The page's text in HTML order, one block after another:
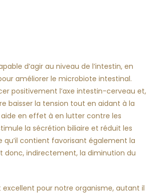
d’agir au niveau de l’intestin, en
améliorer le microbiote intestinal.
positivement l’axe intestin-cerveau et,
baisser la tension tout en aidant à la
en effet à en lutter contre les
la sécrétion biliaire et réduit les
qu’il contient favorisant également la
donc, indirectement, la diminution du
pour notre organisme, autant il